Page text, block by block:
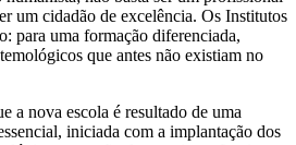
um cidadão de excelência. Os Institutos
para uma formação diferenciada,
que antes não existiam no
a nova escola é resultado de uma
iniciada com a implantação dos